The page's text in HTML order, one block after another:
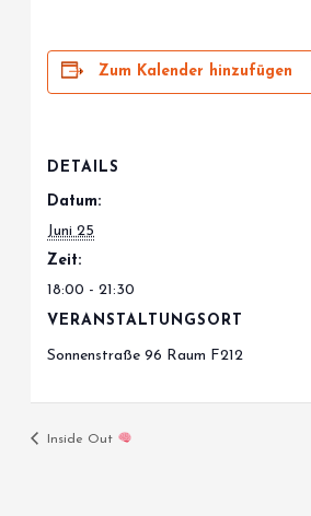
Zum Kalender hinzufügen
DETAILS
Datum:
Juni 25
Zeit:
18:00 - 21:30
VERANSTALTUNGSORT
Sonnenstraße 96 Raum F212
Inside Out